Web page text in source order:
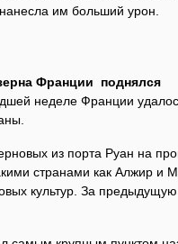
им больший урон.
Франции поднялся
неделе Франции
из порта Руан на
странами как Алжир и
культур. За